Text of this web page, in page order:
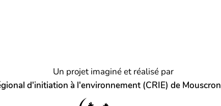
Un projet imaginé et réalisé par
d'initiation à l'environnement (CRIE) de Mouscron